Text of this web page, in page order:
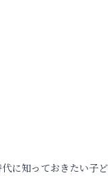
に知っておきたい子